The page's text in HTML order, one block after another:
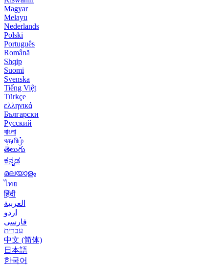
Magyar
Melayu
Nederlands
Polski
Português
Română
Shqip
Suomi
Svenska
Tiếng Việt
Türkçe
ελληνικά
Български
Русский
বাংলা
বதமிழ்
తెలుగు
ಕನ್ನಡ
മലയാളം
ไทย
हिंदी
العربية
اردو
فارسی
עִברִית
中文 (简体)
日本語
한국어